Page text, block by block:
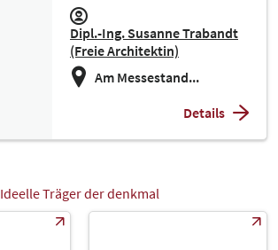
Dipl.-Ing. Susanne Trabandt
(Freie Architektin)
Am Messestand...
Details
Ideelle Träger der denkmal